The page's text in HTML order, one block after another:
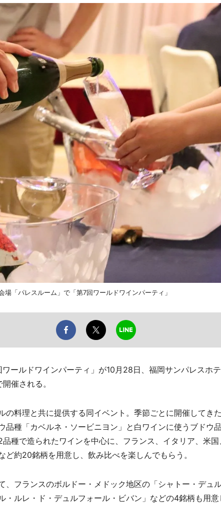
場「パレスルーム」で「第7回ワールドワインパーティ」
ールドワインパーティ」が10月28日、福岡サンパレスホ
催される。
料理と共に提供する同イベント。季節ごとに開催してき
品種「カベルネ・ソービニヨン」と白ワインに使うブドウ
種で造られたワインを中心に、フランス、イタリア、米
ど約20銘柄を用意し、飲み比べを楽しんでもらう。
フランスのボルドー・メドック地区の「シャトー・デュ
・ルレ・ド・デュルフォール・ビバン」などの4銘柄も用意